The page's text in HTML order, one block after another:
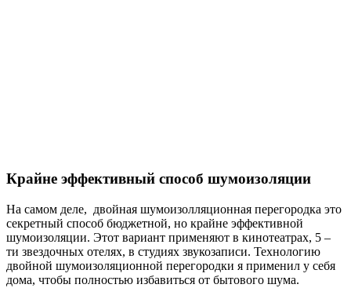
Крайне эффективный способ шумоизоляции
На самом деле, двойная шумоизолляционная перегородка это
секретный способ бюджетной, но крайне эффективной
шумоизоляции. Этот вариант применяют в кинотеатрах, 5 –
ти звездочных отелях, в студиях звукозаписи. Технологию
двойной шумоизоляционной перегородки я применил у себя
дома, чтобы полностью избавиться от бытового шума.